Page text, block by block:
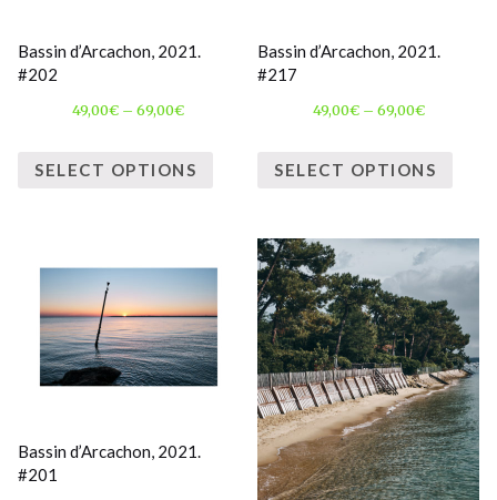
Bassin d’Arcachon, 2021.
#202
49,00€ –69,00€
SELECT OPTIONS
Bassin d’Arcachon, 2021.
#217
49,00€– 69,00€
SELECT OPTIONS
Bassin d’Arcachon, 2021.
#201